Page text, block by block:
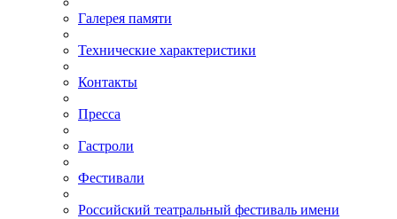
Галерея памяти
Технические характеристики
Контакты
Пресса
Гастроли
Фестивали
Российский театральный фестиваль имени